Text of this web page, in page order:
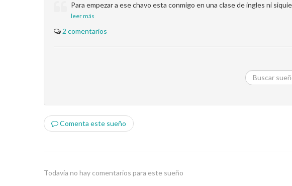
Para empezar a ese chavo esta conmigo en una clase de ingles ni
leer más
2 comentarios
Comenta este sueño
Todavía no hay comentarios para este sueño